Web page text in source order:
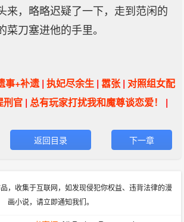
来，略略迟疑了一下，走到范闲的
菜刀塞进他的手里。
事+补遗| 执妃尽余生| 嚣张| 对照组女配
刑官| 总有玩家打扰我和魔尊谈恋爱！ |
返回目录 下一章
，收集于互联网，如发现侵犯你权益、违背法律的漫
画小说，请立即通知我们。